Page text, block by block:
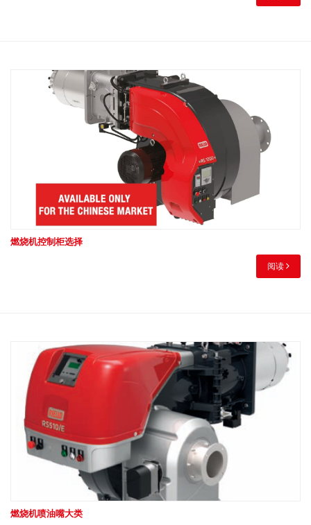
燃烧机控制柜选择
阅读
燃烧机喷油嘴大类